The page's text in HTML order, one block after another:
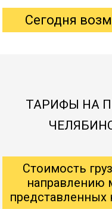
Сегодня
ТАРИФЫ НА
Стоимость
направлению
представленных